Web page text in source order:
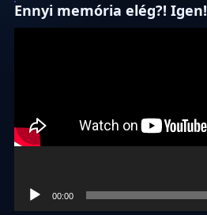
Ennyi memória elég?! Igen!
00:00